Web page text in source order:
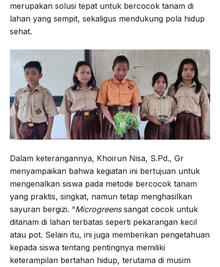
merupakan solusi tepat untuk bercocok tanam di
lahan yang sempit, sekaligus mendukung pola hidup
sehat.
Dalam keterangannya, Khoirun Nisa, S.Pd., Gr
menyampaikan bahwa kegiatan ini bertujuan untuk
mengenalkan siswa pada metode bercocok tanam
yang praktis, singkat, namun tetap menghasilkan
sayuran bergizi. “Microgreenssangat cocok untuk
ditanam di lahan terbatas seperti pekarangan kecil
atau pot. Selain itu, ini juga memberikan pengetahuan
kepada siswa tentang pentingnya memiliki
keterampilan bertahan hidup, terutama di musim